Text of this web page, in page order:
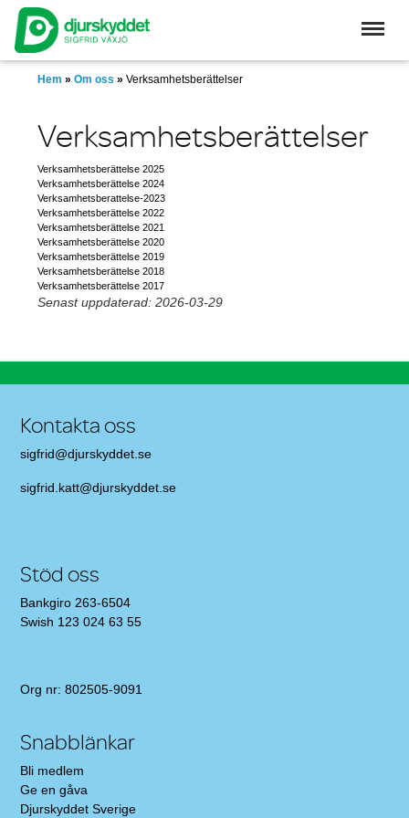
Skip
main
contentHem » Om oss » Verksamhetsberättelser
Verksamhetsberättelser
Verksamhetsberättelse 2025
Verksamhetsberättelse 2024
Verksamhetsberattelse-2023
Verksamhetsberättelse 2022
Verksamhetsberättelse 2021
Verksamhetsberättelse 2020
Verksamhetsberättelse 2019
Verksamhetsberättelse 2018
Verksamhetsberättelse 2017
Senast uppdaterad: 2026-03-29
Kontakta oss
sigfrid@djurskyddet.se
sigfrid.katt@djurskyddet.se
Stöd oss
Bankgiro 263-6504
Swish 123 024 63 55
Org nr: 802505-9091
Snabblänkar
Bli medlem
Ge en gåva
Djurskyddet Sverige